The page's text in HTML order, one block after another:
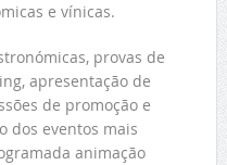
e vínicas.
provas de
apresentação de
de promoção e
dos eventos mais
animação